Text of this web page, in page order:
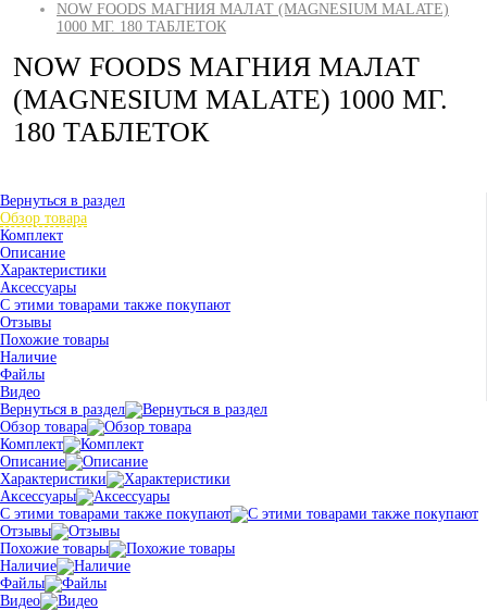
NOW FOODS МАГНИЯ МАЛАТ (MAGNESIUM MALATE)
1000 МГ. 180 ТАБЛЕТОК
NOW FOODS МАГНИЯ МАЛАТ
(MAGNESIUM MALATE) 1000 МГ.
180 ТАБЛЕТОК
Вернуться в раздел
Обзор товара
Комплект
Описание
Характеристики
Аксессуары
С этими товарами также покупают
Отзывы
Похожие товары
Наличие
Файлы
Видео
Вернуться в раздел
Обзор товара
Комплект
Описание
Характеристики
Аксессуары
С этими товарами также покупают
Отзывы
Похожие товары
Наличие
Файлы
Видео